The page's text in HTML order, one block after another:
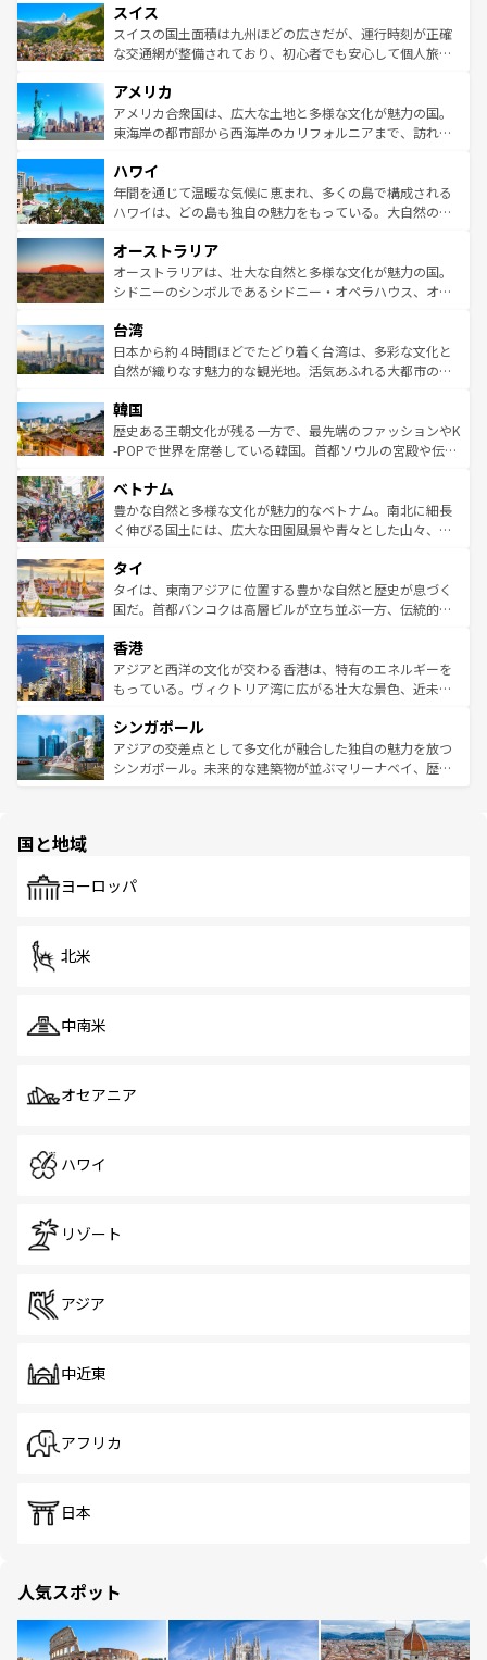
れる地方に足を運ぶとそれぞれで全く異なる文化を体験で
きるだろう。 なお、新着のフランス情報はコンテンツ一覧
を参照してほしい。
は、お酒好きな人にはぜひ体験してほしい。 なお、新着の
ドイツ情報はコンテンツ一覧を参照してほしい。
リアごとに異なる魅力がある。また、優雅なアフタヌーン
ティー、ビール好きにはたまらない英国パブ、サッカー観
戦など、本場だからこそできる体験も豊富。イギリスを旅
ンツ一覧を参照してほしい。
スイス
スイスの国土面積は九州ほどの広さだが、運行時刻が正確
な交通網が整備されており、初心者でも安心して個人旅行
の建物がそのまま残る町や、スイスならではのユニークな
博物館もあり、アルプス観光だけでなく町歩きも満喫する
ことができる。国民の所得が高いため物価も高いが、旅行
ば市内交通費無料で観光を楽しむこともできる。 なお、新
着のスイス情報はコンテンツ一覧 を参照してほしい。
アメリカ
アメリカ合衆国は、広大な土地と多様な文化が魅力の国。
東海岸の都市部から西海岸のカリフォルニアまで、訪れる
のような巨大都市は、観光、ショッピング、エンターテイ
ンメントが詰まった刺激的なスポットだ。一方、アメリカ
西部には大自然が広がり、グランドキャニオンやイエロー
部のニューオーリンズでは、音楽と美食が融合した独特の
文化が魅力。旅行者はアメリカの各地域で異なる魅力を楽
しみながら、その多様性と豊かな歴史を感じることができ
ならではの贅沢な旅のスタイルだ。 なお、新着のアメリカ
情報はコンテンツ一覧を参照してほしい。
ハワイ
年間を通じて温暖な気候に恵まれ、多くの島で構成される
ハワイは、どの島も独自の魅力をもっている。大自然の神
ワイ島は見逃せない。また、定番の観光地といえばオアフ
島だが、静かな自然を求めるならマウイ島やカウアイ島が
おすすめ。エメラルドグリーンに輝く海をはじめ、豊かな
れるおもてなしの心で訪れる人々を迎えてくれるハワイの
人々、おいしいローカルフードやハワイアンミュージッ
ク、伝統的なフラダンスなど、すべてがハワイの魅力を彩
ワイを、存分に味わってほしい。 なお、新着のハワイ情報
はコンテンツ一覧を参照してほしい。
オーストラリア
オーストラリアは、壮大な自然と多様な文化が魅力の国。
シドニーのシンボルであるシドニー・オペラハウス、オー
リアリーフや大陸中央部にそびえるウルル（エアーズロッ
ク）、タスマニアの美しい原生林やケアンズの熱帯雨林な
ど、見どころがたくさん。また、カフェやワイン、オージ
いる。アクティビティも充実しており、サーフィンやダイ
ビング、ハイキングなど、アウトドア好きにはたまらな
い。オーストラリアの多彩な魅力を存分に味わいつくそ
参照してほしい。
台湾
日本から約４時間ほどでたどり着く台湾は、多彩な文化と
自然が織りなす魅力的な観光地。活気あふれる大都市の台
ン）、静ひつな山岳地帯である台湾東部など、都市の喧騒
と山間の静けさが共存しており、訪れる人に新しい発見と
驚きをもたらしてくれる。また、奥深い台湾の食文化も魅
容にもいいと評判のスイーツなど、バラエティ豊かな料理
が味わえる。 なお、新着の台湾情報は コンテンツ一覧を参
照してほしい。
韓国
歴史ある王朝文化が残る一方で、最先端のファッションやK
-POPで世界を席巻している韓国。首都ソウルの宮殿や伝統
き、地方に足を延ばせば四季折々の自然美を楽しむことが
できる。そして、キムチや焼肉、絶品のストリートフード
まで、さまざまな韓国料理が待っている。夜には、韓国な
リティに包まれながら、韓国の多彩な魅力を心ゆくまで味
わってみてほしい。 なお、新着の韓国情報はコンテンツ一
覧を参照してほしい。
ベトナム
豊かな自然と多様な文化が魅力的なベトナム。南北に細長
く伸びる国土には、広大な田園風景や青々とした山々、世
急速な発展と共に伝統が息づく。ハノイの古い町並みやホ
ーチミン市のフランス統治時代の建物も、独特の雰囲気を
醸し出している。また、バラエティの豊かさとおいしさで
とつ。フォーやバインミー、ベトナムコーヒーなどは、ぜ
ひ現地で味わいたい。どの地域を訪れてもあたたかい人々
が旅行者を迎えてくれるので、きっと忘れられない旅にな
参照してほしい。
タイ
タイは、東南アジアに位置する豊かな自然と歴史が息づく
国だ。首都バンコクは高層ビルが立ち並ぶ一方、伝統的な
の活気が交差している。北部ではチェンマイなどの山岳地
帯で自然と触れ合い、南部ではプーケットやクラビの美し
いビーチでリゾート気分を楽しむことができる。タイ料理
激する。気候は一年中温暖で、どの季節にも異なる楽しみ
が待っている。親しみやすいタイの人々、仏教を中心とし
た文化、そして多様な観光資源が、訪れる旅人を魅了し続
香港
アジアと西洋の文化が交わる香港は、特有のエネルギーを
もっている。ヴィクトリア湾に広がる壮大な景色、近未来
み、どこを訪れても感動するはず。観光スポットが密集し
ており、効率よく見どころを回れるのも魅力。息をのむよ
うな絶景から文化的な体験まで、香港を存分に楽しみ尽く
シンガポール
アジアの交差点として多文化が融合した独自の魅力を放つ
シンガポール。未来的な建築物が並ぶマリーナベイ、歴史
で、ホーカーズは地元の風情を楽しめる外せないスポット
国と地域
ヨーロッパ
北米
中南米
オセアニア
ハワイ
リゾート
アジア
中近東
アフリカ
日本
人気スポット